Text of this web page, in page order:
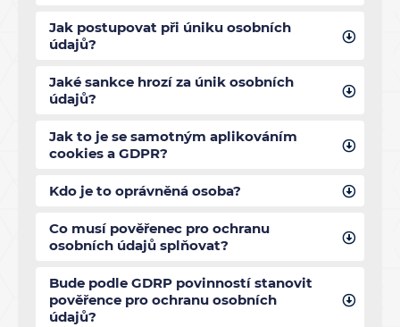
Jak postupovat při úniku osobních
údajů?
Jaké sankce hrozí za únik osobních
údajů?
Jak to je se samotným aplikováním
cookies a GDPR?
Kdo je to oprávněná osoba?
Co musí pověřenec pro ochranu
osobních údajů splňovat?
Bude podle GDRP povinností stanovit
pověřence pro ochranu osobních
údajů?